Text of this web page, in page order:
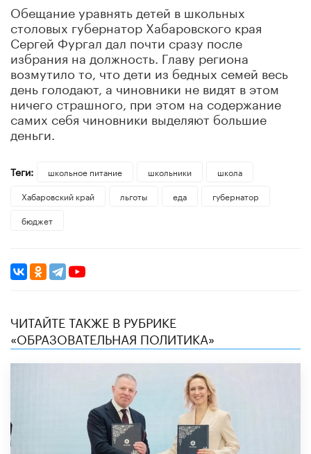
Обещание уравнять детей в школьных
столовых губернатор Хабаровского края
Сергей Фургал дал почти сразу после
избрания на должность. Главу региона
возмутило то, что дети из бедных семей весь
день голодают, а чиновники не видят в этом
ничего страшного, при этом на содержание
самих себя чиновники выделяют большие
деньги.
Теги: школьное питание школьники
школа
Хабаровский край
льготы еда
губернатор
бюджет
ЧИТАЙТЕ ТАКЖЕ В РУБРИКЕ
«ОБРАЗОВАТЕЛЬНАЯ ПОЛИТИКА»